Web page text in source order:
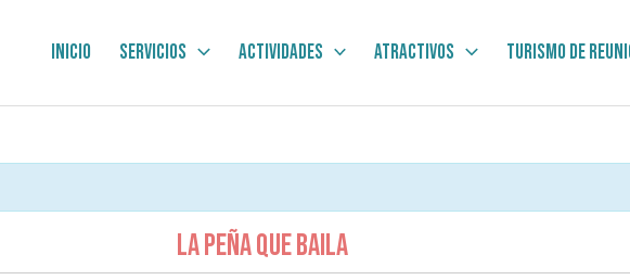
Inicio Servicios Actividades Atractivos Turismo de
LA PEÑA QUE BAILA